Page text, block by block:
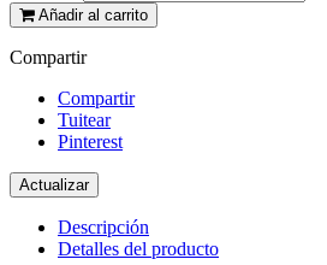
Añadir al carrito
Compartir
Compartir
Tuitear
Pinterest
Descripción
Detalles del producto